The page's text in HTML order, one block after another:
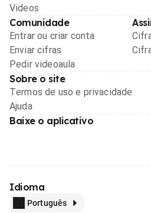
Videos
Comunidade
Entrar ou criar conta
Enviar cifras
Pedir videoaula
Sobre o site
Termos de uso e privacidade
Ajuda
Baixe o aplicativo
Idioma
Português